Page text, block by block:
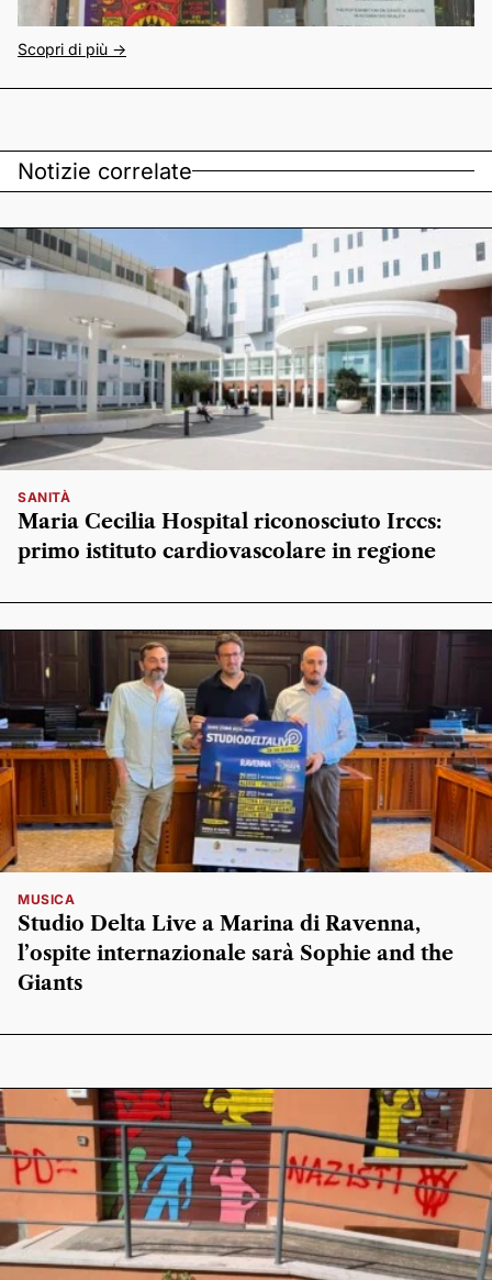
Scopri di più ->
Notizie correlate
SANITÀ
Maria Cecilia Hospital riconosciuto Irccs:
primo istituto cardiovascolare in regione
MUSICA
Studio Delta Live a Marina di Ravenna,
l’ospite internazionale sarà Sophie and the
Giants